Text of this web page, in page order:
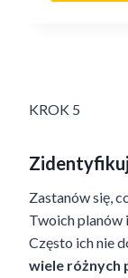
KROK 5
Zastanów się,
Twoich planów
Często ich nie
wiele różnych